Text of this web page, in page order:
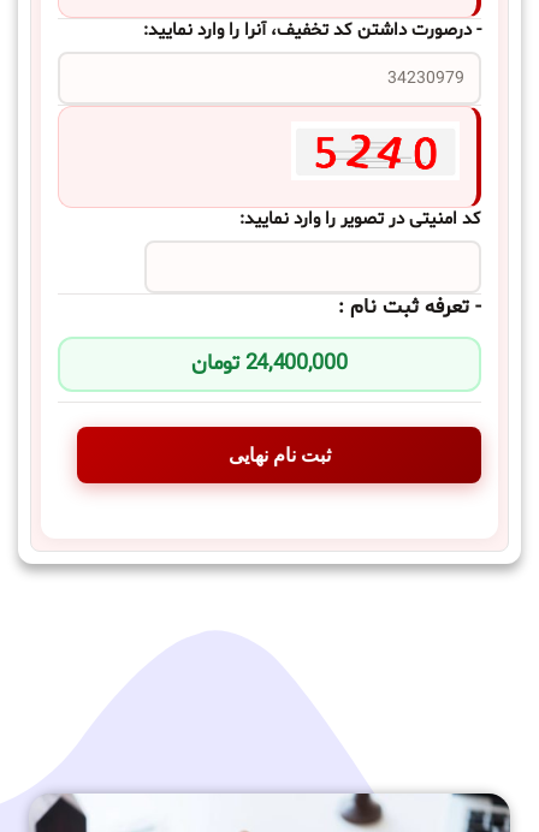
- درصورت داشتن کد تخفیف، آنرا را وارد نمایید:
کد امنیتی در تصویر را وارد نمایید:
- تعرفه ثبت نام :
24,400,000 تومان